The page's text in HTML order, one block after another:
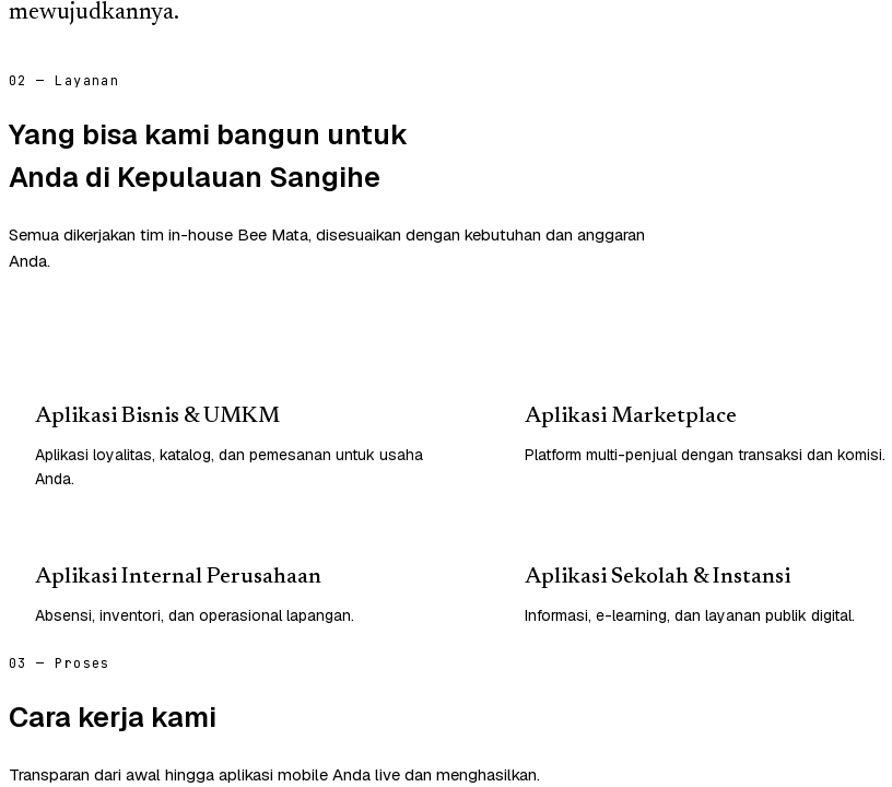
mewujudkannya.
02 — Layanan
Yang bisa kami bangun untuk
Anda di Kepulauan Sangihe
Semua dikerjakan tim in-house Bee Mata, disesuaikan dengan kebutuhan dan anggaran
Anda.
Aplikasi Bisnis & UMKM
Aplikasi loyalitas, katalog, dan pemesanan untuk usaha
Anda.
Aplikasi Marketplace
Platform multi-penjual dengan transaksi dan komisi.
Aplikasi Internal Perusahaan
Absensi, inventori, dan operasional lapangan.
Aplikasi Sekolah & Instansi
Informasi, e-learning, dan layanan publik digital.
03 — Proses
Cara kerja kami
Transparan dari awal hingga aplikasi mobile Anda live dan menghasilkan.